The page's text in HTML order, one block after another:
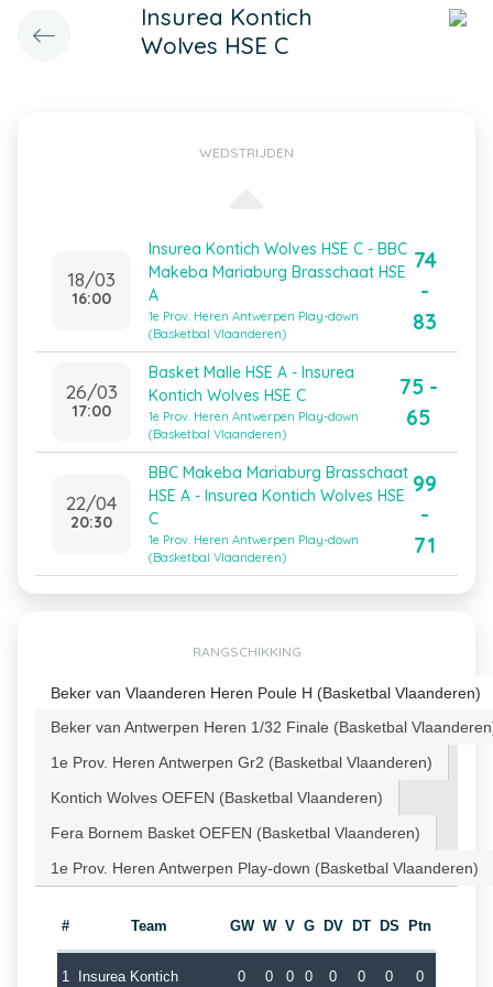
Insurea Kontich
Wolves HSE C
WEDSTRIJDEN
18/03
16:00
Insurea Kontich Wolves HSE C - BBC
Makeba Mariaburg Brasschaat HSE
A
1e Prov. Heren Antwerpen Play-down
(Basketbal Vlaanderen)
74
-
83
26/03
17:00
Basket Malle HSE A - Insurea
Kontich Wolves HSE C
1e Prov. Heren Antwerpen Play-down
(Basketbal Vlaanderen)
75 -
65
22/04
20:30
BBC Makeba Mariaburg Brasschaat
HSE A - Insurea Kontich Wolves HSE
C
1e Prov. Heren Antwerpen Play-down
(Basketbal Vlaanderen)
99
-
71
RANGSCHIKKING
Beker van Vlaanderen Heren Poule H (Basketbal Vlaanderen)
Beker van Antwerpen Heren 1/32 Finale (Basketbal
1e Prov. Heren Antwerpen Gr2 (Basketbal Vlaanderen)
Kontich Wolves OEFEN (Basketbal Vlaanderen)
Fera Bornem Basket OEFEN (Basketbal Vlaanderen)
1e Prov. Heren Antwerpen Play-down (Basketbal Vlaanderen)
# Team GW W V G DV DT DS Ptn
1 Insurea Kontich 0 0 0 0 0 0 0 0